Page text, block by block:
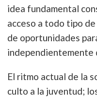
idea fundamental
acceso a todo tipo
de oportunidades
independientemente
El ritmo actual de la
culto a la juventud;